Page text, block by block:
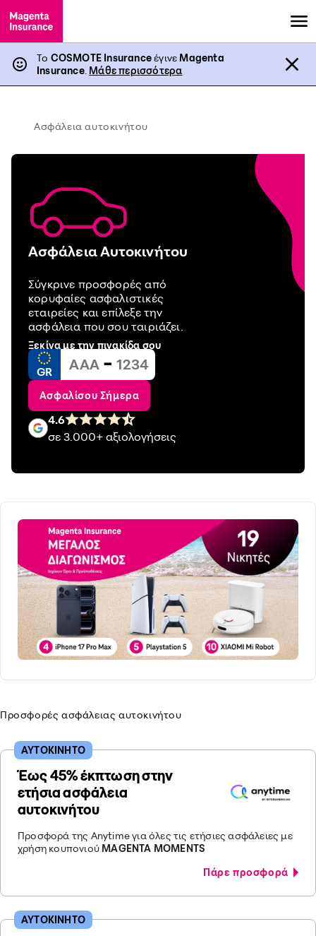
Το COSMOTE InsuranceέγινεMagenta
Insurance. Μάθε περισσότερα
Ασφάλεια αυτοκινήτου
Ασφάλεια Αυτοκινήτου
Σύγκρινε προσφορές από
κορυφαίες ασφαλιστικές
εταιρείες και επίλεξε την
ασφάλεια που σου ταιριάζει.
Ξεκίνα με την πινακίδα σου
GR -
Ασφαλίσου Σήμερα
4.6
σε 3.000+ αξιολογήσεις
Προσφορές ασφάλειας αυτοκινήτου
Έως 45% έκπτωση στην
ετήσια ασφάλεια
αυτοκινήτου
Προσφορά της Anytime για όλες τις ετήσιες ασφάλειες με
χρήση κουπονιού MAGENTA MOMENTS
Πάρε προσφορά
ΑΥΤΟΚΙΝΗΤΟ
ΑΥΤΟΚΙΝΗΤΟ